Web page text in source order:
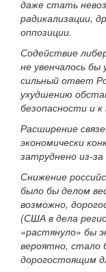
даже стать
радикализации,
оппозиции.
Содействие
не увенчалось
сильный ответ
ухудшению
безопасности и
Расширение
экономически
затруднено из-
Снижение
было бы делом
возможно,
(США в дела
«растянуло» бы
вероятно, стало
дорогостоящим